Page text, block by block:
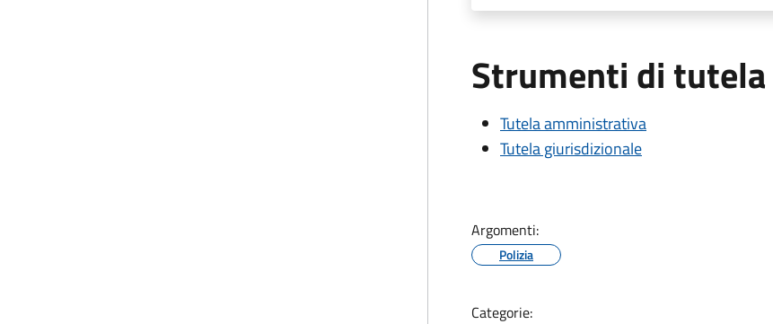
Strumenti di tutela
Tutela amministrativa
Tutela giurisdizionale
Argomenti:
Polizia
Categorie: